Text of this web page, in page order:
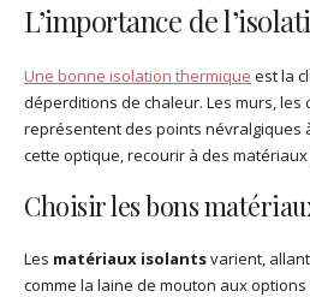
L’importance de
Une bonne isolation thermique est la
déperditions de chaleur. Les murs, les
représentent des points névralgiques
cette optique, recourir à des
Choisir les bons
Les matériaux isolantsvarient,
comme la laine de mouton aux